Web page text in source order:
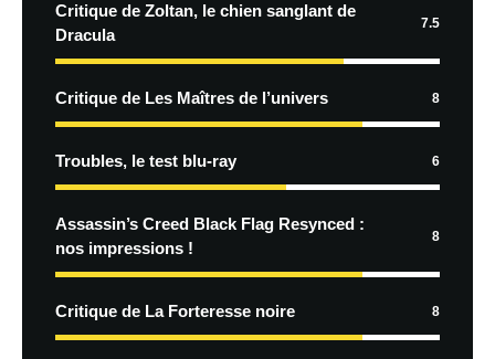
Critique de Zoltan, le chien sanglant de
Dracula
7.5
Critique de Les Maîtres de l’univers 8
Troubles, le test blu-ray 6
Assassin’s Creed Black Flag Resynced :
nos impressions !
8
Critique de La Forteresse noire 8